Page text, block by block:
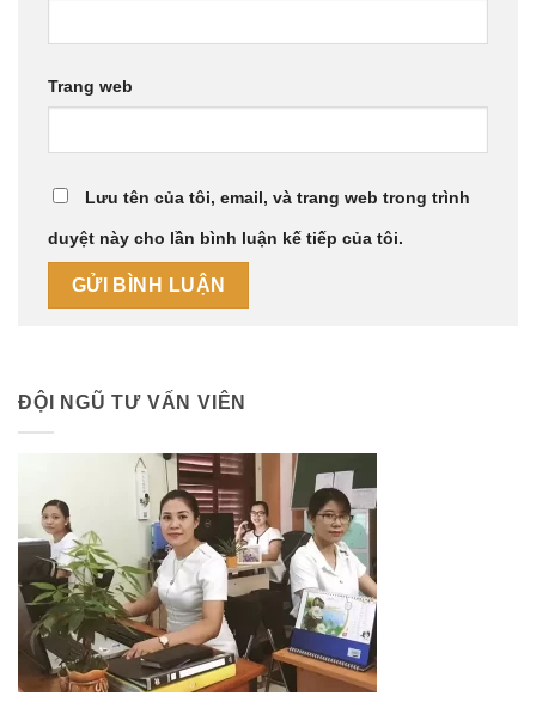
Trang web
Lưu tên của tôi, email, và trang web trong trình
duyệt này cho lần bình luận kế tiếp của tôi.
ĐỘI NGŨ TƯ VẤN VIÊN